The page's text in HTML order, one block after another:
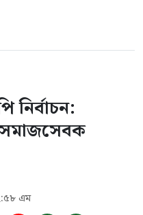
নির্বাচন:
এম